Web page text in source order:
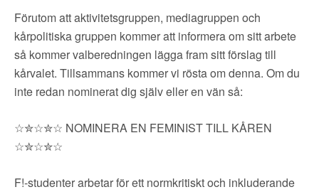
FÖR MEDLEMMAR ▼
NYHETER
Förutom att aktivitetsgruppen, mediagruppen och
kårpolitiska gruppen kommer att informera om sitt arbete
så kommer valberedningen lägga fram sitt förslag till
kårvalet. Tillsammans kommer vi rösta om denna. Om du
inte redan nominerat dig själv eller en vän så:
☆✮☆✮☆ NOMINERA EN FEMINIST TILL KÅREN
☆✮☆✮☆
F!-studenter arbetar för ett normkritiskt och inkluderande